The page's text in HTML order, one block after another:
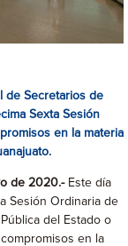
de Secretarios de
Sexta Sesión
en la materia
de 2020.-Este día
Sesión Ordinaria de
del Estado o
en la